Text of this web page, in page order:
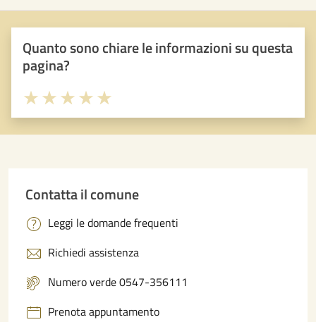
Quanto sono chiare le informazioni su questa
pagina?
Valuta 5 stelle su 5
Valuta 4 stelle su 5
Valuta 3 stelle su 5
Valuta 2 stelle su 5
Valuta 1 stelle su 5
Contatta il comune
Leggi le domande frequenti
Richiedi assistenza
Numero verde 0547-356111
Prenota appuntamento